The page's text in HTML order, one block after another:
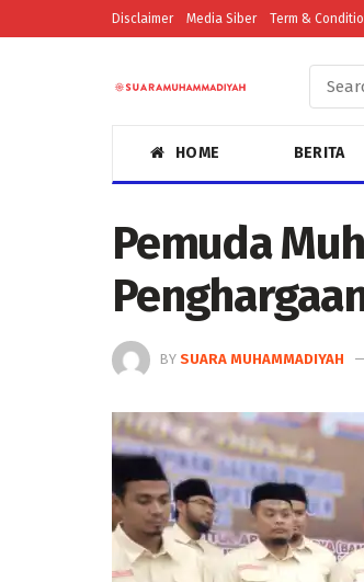
Disclaimer Media Siber Term &
HOME BERITA
Pemuda
BY SUARA MUHAMMADIYAH